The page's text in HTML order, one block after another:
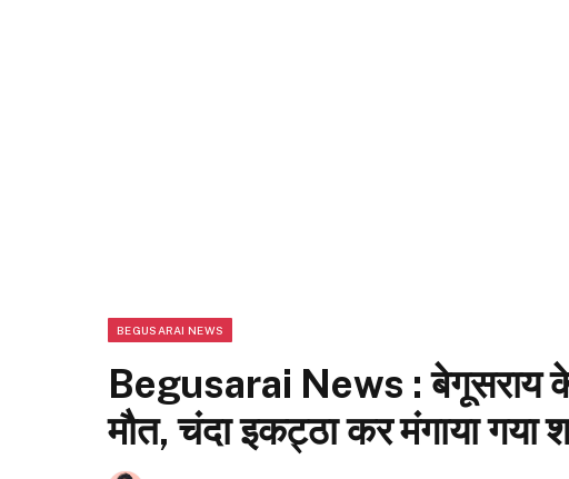
BEGUSARAI NEWS
Begusarai News : बेगूसराय
मौत, चंदा इकट्ठा कर मंगाया गया